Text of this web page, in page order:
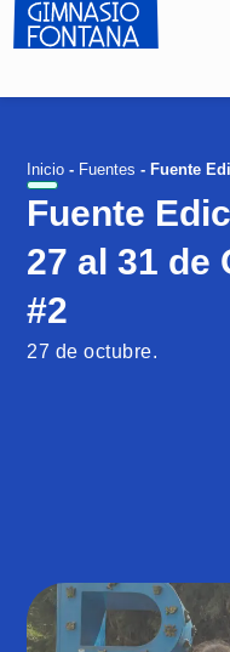
Inicio - Fuentes - Fuente
Fuente
27 al 31 de
#2
27 de octubre.